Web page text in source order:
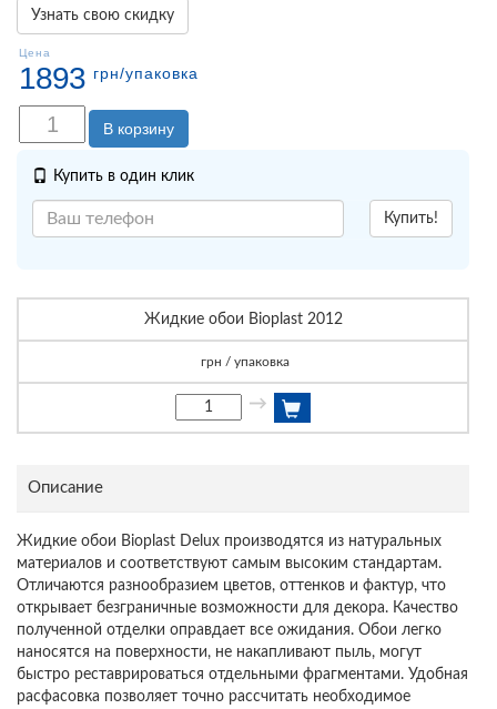
Узнать свою скидку
Цена
1893 грн/упаковка
В корзину
Купить в один клик
Купить!
Жидкие обои Bioplast 2012
грн / упаковка
→
Описание
Жидкие обои Bioplast Delux производятся из натуральных
материалов и соответствуют самым высоким стандартам.
Отличаются разнообразием цветов, оттенков и фактур, что
открывает безграничные возможности для декора. Качество
полученной отделки оправдает все ожидания. Обои легко
наносятся на поверхности, не накапливают пыль, могут
быстро реставрироваться отдельными фрагментами. Удобная
расфасовка позволяет точно рассчитать необходимое